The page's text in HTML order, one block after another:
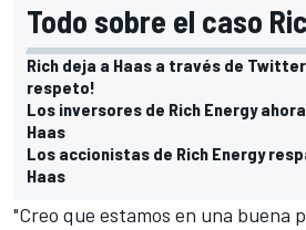
Todo sobre el caso
Rich deja a Haas a través de
respeto!
Los inversores de Rich Energy
Haas
Los accionistas de Rich Energy
Haas
"Creo que estamos en una buena